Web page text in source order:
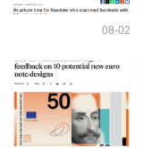
08-02